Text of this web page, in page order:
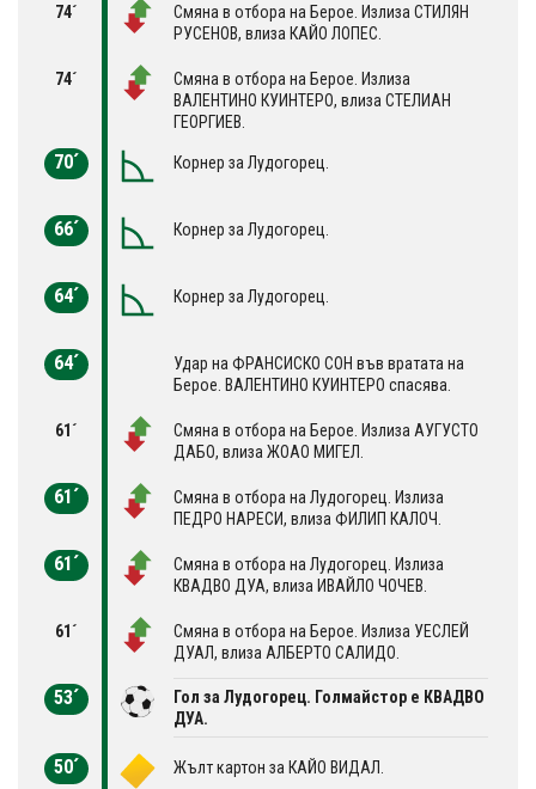
74´
Смяна в отбора на Берое. Излиза СТИЛЯН
РУСЕНОВ, влиза КАЙО ЛОПЕС.
74´
Смяна в отбора на Берое. Излиза
ВАЛЕНТИНО КУИНТЕРО, влиза СТЕЛИАН
ГЕОРГИЕВ.
70´ Корнер за Лудогорец.
66´ Корнер за Лудогорец.
64´ Корнер за Лудогорец.
64´
Удар на ФРАНСИСКО СОН във вратата на
Берое. ВАЛЕНТИНО КУИНТЕРО спасява.
61´
Смяна в отбора на Берое. Излиза АУГУСТО
ДАБО, влиза ЖОАО МИГЕЛ.
61´
Смяна в отбора на Лудогорец. Излиза
ПЕДРО НАРЕСИ, влиза ФИЛИП КАЛОЧ.
61´
Смяна в отбора на Лудогорец. Излиза
КВАДВО ДУА, влиза ИВАЙЛО ЧОЧЕВ.
61´
Смяна в отбора на Берое. Излиза УЕСЛЕЙ
ДУАЛ, влиза АЛБЕРТО САЛИДО.
53´
Гол за Лудогорец. Голмайстор е КВАДВО
ДУА.
50´ Жълт картон за КАЙО ВИДАЛ.